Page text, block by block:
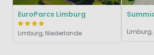
EuroParcs Limburg
Limburg, Niederlande